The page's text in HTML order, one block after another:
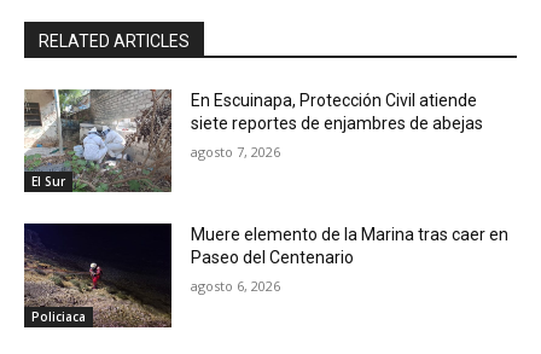
RELATED ARTICLES
El Sur
En Escuinapa, Protección Civil atiende
siete reportes de enjambres de abejas
agosto 7, 2026
Policiaca
Muere elemento de la Marina tras caer en
Paseo del Centenario
agosto 6, 2026